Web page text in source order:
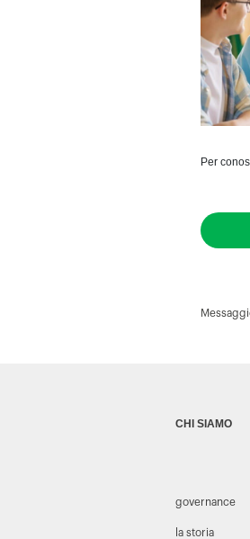
Per
CHI SIAMO
governance
la storia